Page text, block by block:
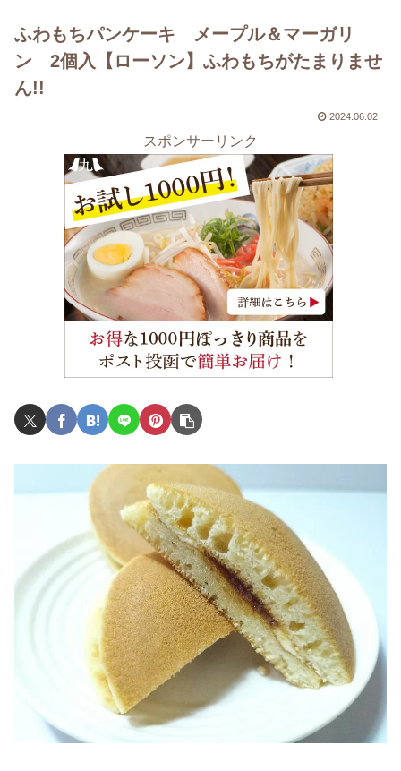
ふわもちパンケーキ メープル＆マーガリ
ン 2個入【ローソン】ふわもちがたまりませ
ん!!
2024.06.02
スポンサーリンク